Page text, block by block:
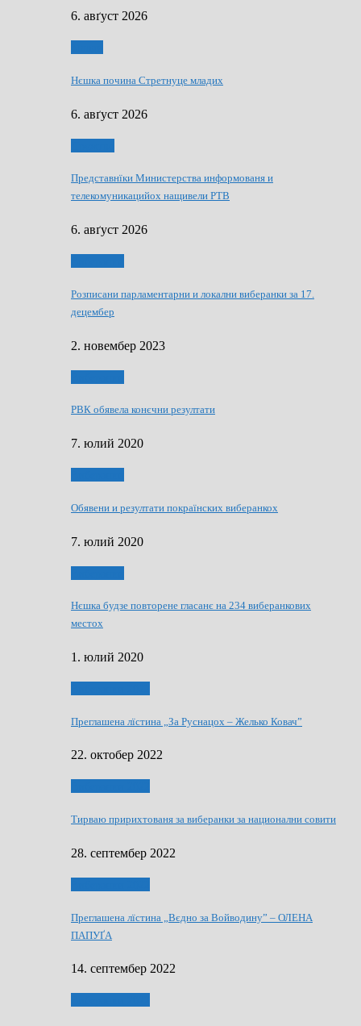
6. авґуст 2026
Нєшка почина Стретнуце младих
6. авґуст 2026
Представнїки Министерства информованя и
телекомуникацийох нащивели РТВ
6. авґуст 2026
Розписани парламентарни и локални виберанки за 17.
децембер
2. новембер 2023
РВК обявела конєчни резултати
7. юлий 2020
Обявени и резултати покраїнских виберанкох
7. юлий 2020
Нєшка будзе повторене гласанє на 234 виберанкових
местох
1. юлий 2020
Преглашена лїстина „За Руснацох – Желько Ковач”
22. октобер 2022
Тирваю пририхтованя за виберанки за национални совити
28. септембер 2022
Преглашена лїстина „Вєдно за Войводину” – ОЛЕНА
ПАПУҐА
14. септембер 2022